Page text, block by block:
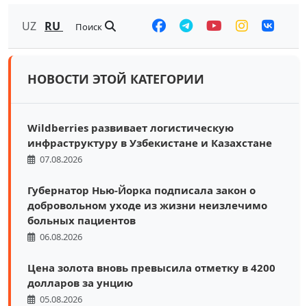
UZ RU Поиск
НОВОСТИ ЭТОЙ КАТЕГОРИИ
Wildberries развивает логистическую
инфраструктуру в Узбекистане и Казахстане
07.08.2026
Губернатор Нью-Йорка подписала закон о
добровольном уходе из жизни неизлечимо
больных пациентов
06.08.2026
Цена золота вновь превысила отметку в 4200
долларов за унцию
05.08.2026